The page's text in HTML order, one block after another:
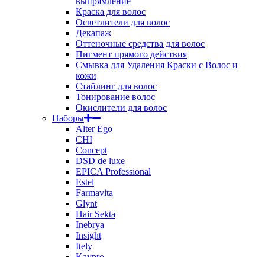
Краска для волос
Осветлители для волос
Декапаж
Оттеночные средства для волос
Пигмент прямого действия
Смывка для Удаления Краски с Волос и
кожи
Стайлинг для волос
Тонирование волос
Окислители для волос
Наборы
Alter Ego
CHI
Concept
DSD de luxe
EPICA Professional
Estel
Farmavita
Glynt
Hair Sekta
Inebrya
Insight
Itely